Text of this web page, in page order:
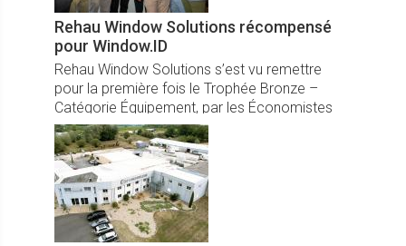
Rehau Window Solutions récompensé
pour Window.ID
Rehau Window Solutions s’est vu remettre
pour la première fois le Trophée Bronze –
Catégorie Équipement, par les Économistes
de la construction de l'UNTEC lors du Salon
Actes 2025 pour sa solution Window.ID.